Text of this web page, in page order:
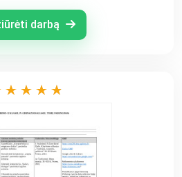
darbą